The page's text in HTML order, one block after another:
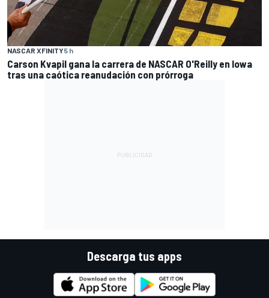
NASCAR XFINITY5 h
Carson Kvapil gana la carrera de NASCAR O'Reilly en Iowa
tras una caótica reanudación con prórroga
Descarga tus apps